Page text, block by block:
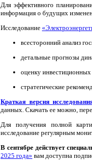
Для эффективного
информация о будущих
Исследование
всесторонний анализ
детальные прогнозы
оценку
стратегические
Краткая версия исследовани
данных. Скачать ее можно,
Для получения полной
исследование регулярным
В сентябре действует
2025 года» вам доступна